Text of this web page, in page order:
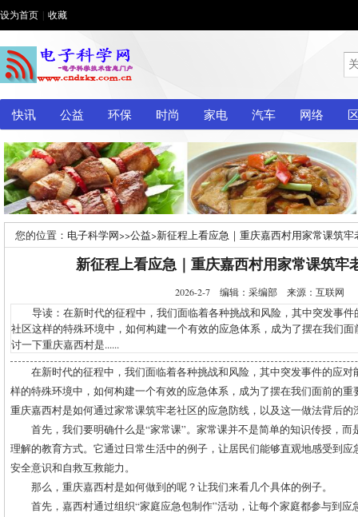
设为首页 收藏
快讯 公益 环保 时尚 家电 汽车 网络
您的位置： 电子科学网>>公益>新征程上看应急｜重庆嘉西村用家常课筑
新征程上看应急｜重庆嘉西村用家常课筑牢
2026-2-7 编辑：采编部 来源：互联网
导读：在新时代的征程中，我们面临着各种挑战和风险，其中突发事件
社区这样的特殊环境中，如何构建一个有效的应急体系，成为了摆在我们
讨一下重庆嘉西村是......
在新时代的征程中，我们面临着各种挑战和风险，其中突发事件的应
样的特殊环境中，如何构建一个有效的应急体系，成为了摆在我们面前的
重庆嘉西村是如何通过家常课筑牢老社区的应急防线，以及这一做法背后的
首先，我们要明确什么是“家常课”。家常课并不是简单的知识传授，
理解的教育方式。它通过日常生活中的例子，让居民们能够直观地感受到
安全意识和自救互救能力。
那么，重庆嘉西村是如何做到的呢？让我们来看几个具体的例子。
首先，嘉西村通过组织“家庭应急包制作”活动，让每个家庭都参与到